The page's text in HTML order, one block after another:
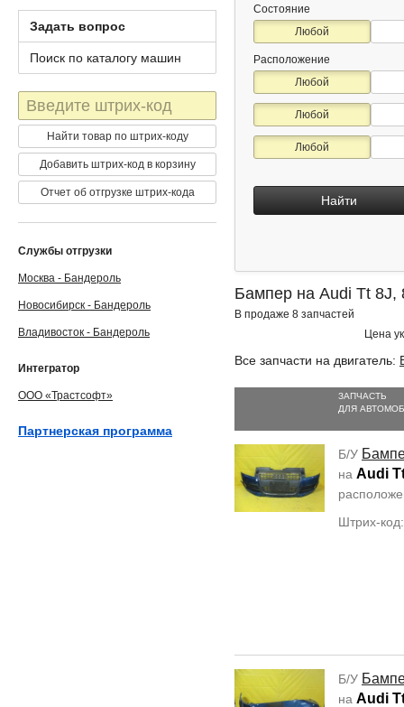
Состояние
Любой
Расположение
Любой
Любой
Любой
Найти
Бампер на Audi Tt 8J,
В продаже 8 запчастей
Цена
Все запчасти на двигатель:
ЗАПЧАСТЬ
ДЛЯ
Б/У
на Audi
Штрих-
Б/У
на Audi
Задать вопрос
Поиск по каталогу машин
Штрих-
код
Найти товар по штрих-коду
Добавить штрих-код в корзину
Отчет об отгрузке штрих-кода
Службы отгрузки
Москва - Бандероль
Новосибирск - Бандероль
Владивосток - Бандероль
Интегратор
ООО «Трастсофт»
Партнерская программа